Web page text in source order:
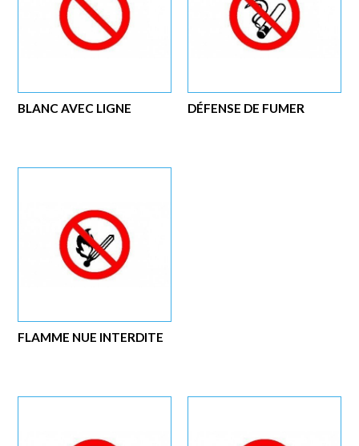
BLANC AVEC LIGNE DÉFENSE DE FUMER
FLAMME NUE INTERDITE